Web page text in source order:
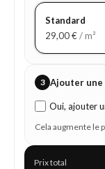
Standard
29,00€/ m²
3 Ajouter
Oui, ajouter
Cela augmente le
Prix total